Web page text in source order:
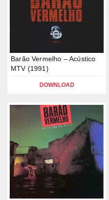
Barão Vermelho – Acústico
MTV (1991)
DOWNLOAD